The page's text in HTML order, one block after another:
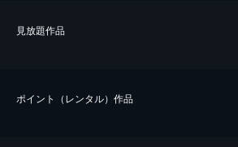
⾒放題作品
ポイント（レンタル）作品